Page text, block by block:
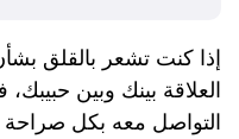
إذا كنت تشعر بالقلق
العلاقة بينك وبين
التواصل معه بكل